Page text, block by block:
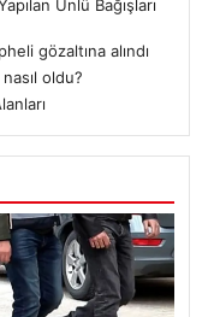
Ünlü Bağışları
gözaltına alındı
nasıl oldu?